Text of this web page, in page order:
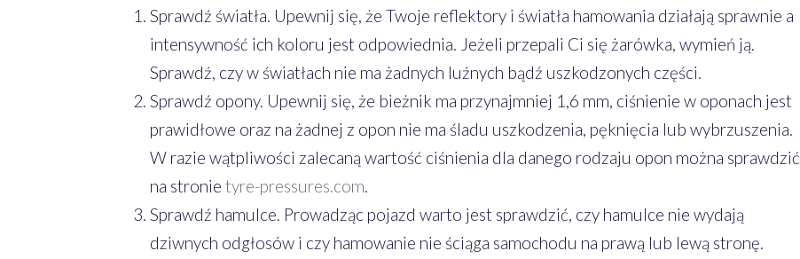
Sprawdź światła. Upewnij się, że Twoje reflektory i światła hamowania działają sprawnie a
intensywność ich koloru jest odpowiednia. Jeżeli przepali Ci się żarówka, wymień ją.
Sprawdź, czy w światłach nie ma żadnych luźnych bądź uszkodzonych części.
Sprawdź opony. Upewnij się, że bieżnik ma przynajmniej 1,6 mm, ciśnienie w oponach jest
prawidłowe oraz na żadnej z opon nie ma śladu uszkodzenia, pęknięcia lub wybrzuszenia.
W razie wątpliwości zalecaną wartość ciśnienia dla danego rodzaju opon można sprawdzić
na stronie tyre-pressures.com.
Sprawdź hamulce. Prowadząc pojazd warto jest sprawdzić, czy hamulce nie wydają
dziwnych odgłosów i czy hamowanie nie ściąga samochodu na prawą lub lewą stronę.